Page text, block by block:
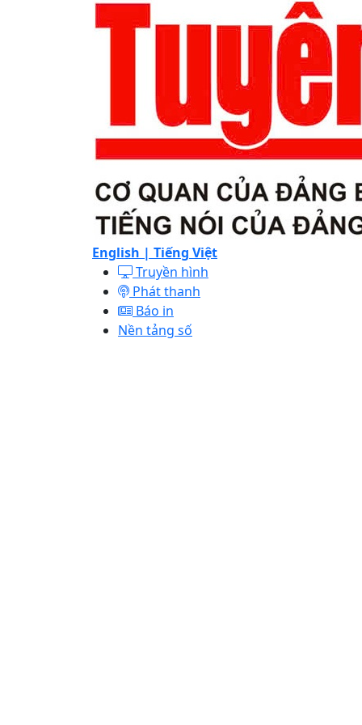
English | Tiếng Việt
Truyền hình
Phát thanh
Báo in
Nền tảng số